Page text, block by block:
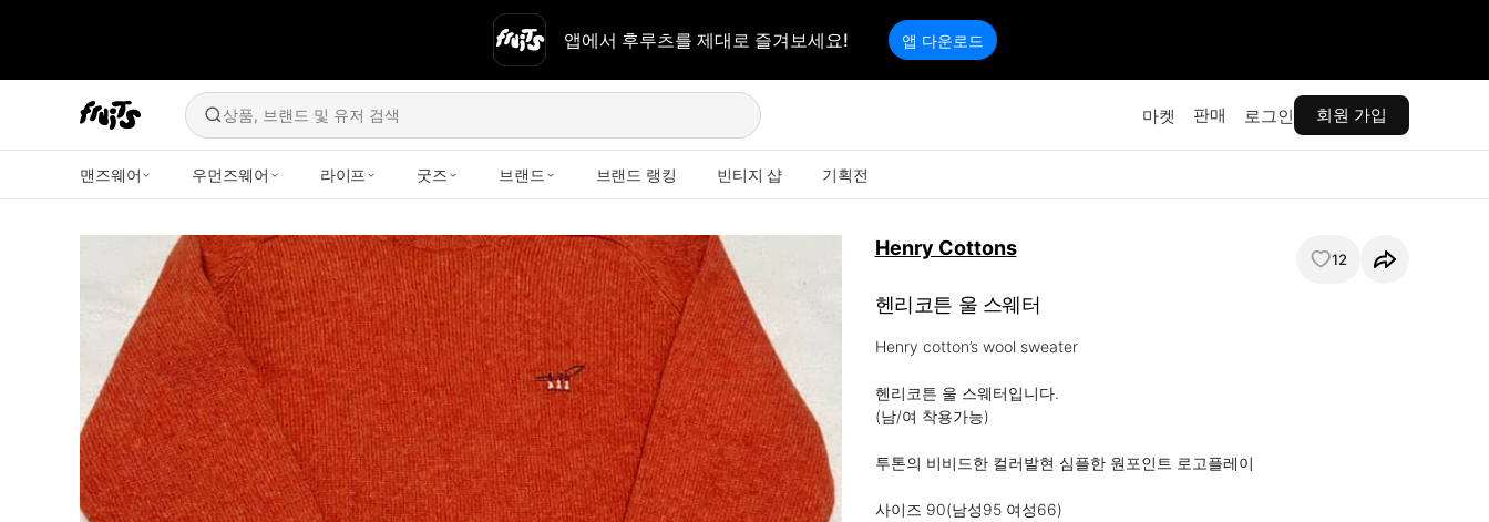
앱에서 후루츠를 제대로 즐겨보세요! 앱 다운로드
상품, 브랜드 및 유저 검색 마켓 판매 로그인 회원 가입
맨즈웨어 우먼즈웨어 라이프 굿즈 브랜드 브랜드 랭킹 빈티지 샵 기획전
Henry Cottons 12
헨리코튼 울 스웨터
Henry cotton’s wool sweater
헨리코튼 울 스웨터입니다.
(남/여 착용가능)
투톤의 비비드한 컬러발현 심플한 원포인트 로고플레이
사이즈 90(남성95 여성66)